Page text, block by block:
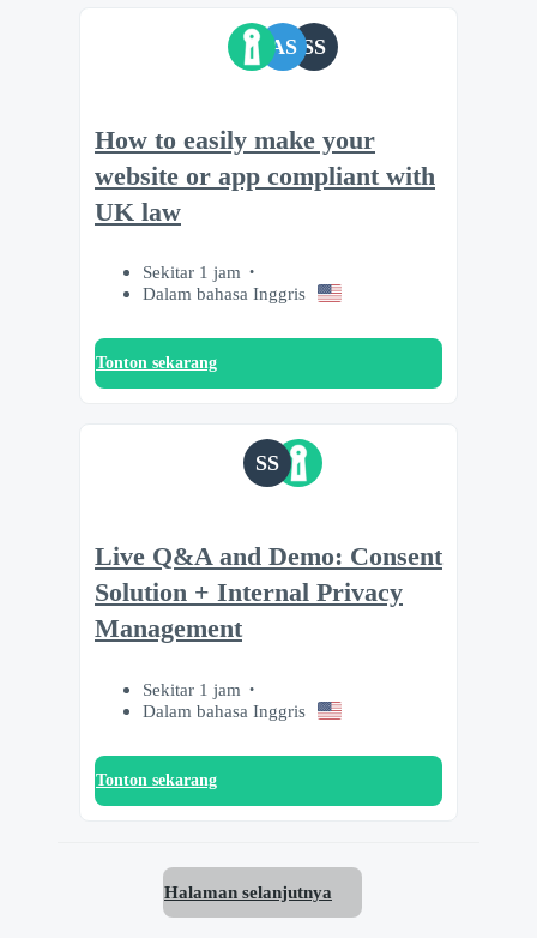
AS SS
How to easily make your
website or app compliant with
UK law
Sekitar 1 jam
Dalam bahasa Inggris
Tonton sekarang
SS
Live Q&A and Demo: Consent
Solution + Internal Privacy
Management
Sekitar 1 jam
Dalam bahasa Inggris
Tonton sekarang
Halaman selanjutnya